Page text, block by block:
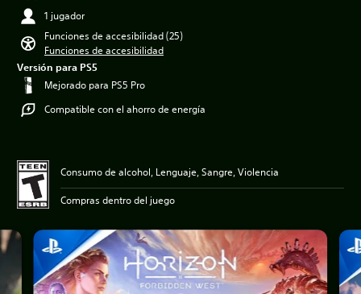
1 jugador
Funciones de accesibilidad (25)
Funciones de accesibilidad
Versión para PS5
Mejorado para PS5 Pro
Compatible con el ahorro de energía
Consumo de alcohol, Lenguaje, Sangre, Violencia
Compras dentro del juego